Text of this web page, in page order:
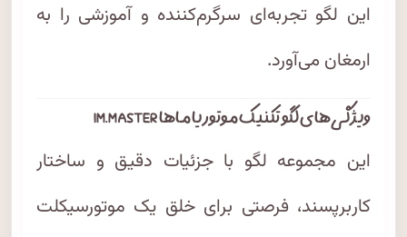
این لگو تجربه‌ای سرگرم‌کننده و آموزشی را به
ارمغان می‌آورد.
ویژگی‌های لگو تکنیک موتور یاماها IM.MASTER
این مجموعه لگو با جزئیات دقیق و ساختار
کاربرپسند، فرصتی برای خلق یک موتورسیکلت